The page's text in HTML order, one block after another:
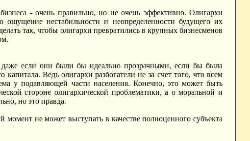
- очень правильно, но не очень эффективно. Олигархи
ощущение нестабильности и неопределенности будущего их
так, чтобы олигархи превратились в крупных бизнесменов
если они были бы идеально прозрачными, если бы была
Ведь олигархи разбогатели не за счет того, что всем
у подавляющей части населения. Конечно, это может быть
стороне олигархической проблематики, а о моральной и
но это правда.
не может выступать в качестве полноценного субъекта